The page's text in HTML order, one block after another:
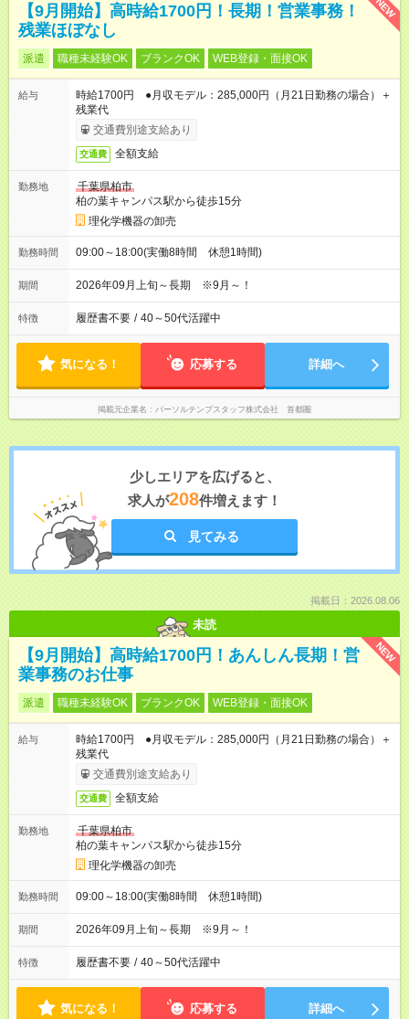
NEW
【9月開始】高時給1700円！長期！営業事務！
残業ほぼなし
派遣 職種未経験OK ブランクOK WEB登録・面接OK
給与
時給1700円 ●月収モデル：285,000円（月21日勤務の場合）＋
残業代
交通費別途支給あり
交通費 全額支給
勤務地
千葉県柏市
柏の葉キャンパス駅から徒歩15分
理化学機器の卸売
勤務時間 09:00～18:00(実働8時間 休憩1時間)
期間 2026年09月上旬～長期 ※9月～！
特徴 履歴書不要 / 40～50代活躍中
気になる！ 応募する 詳細へ
掲載元企業名 パーソルテンプスタッフ株式会社 首都圏
少しエリアを広げると、
求人が208件増えます！
見てみる
掲載日：2026.08.06
未読
NEW
【9月開始】高時給1700円！あんしん長期！営
業事務のお仕事
派遣 職種未経験OK ブランクOK WEB登録・面接OK
給与
時給1700円 ●月収モデル：285,000円（月21日勤務の場合）＋
残業代
交通費別途支給あり
交通費 全額支給
勤務地
千葉県柏市
柏の葉キャンパス駅から徒歩15分
理化学機器の卸売
勤務時間 09:00～18:00(実働8時間 休憩1時間)
期間 2026年09月上旬～長期 ※9月～！
特徴 履歴書不要 / 40～50代活躍中
気になる！ 応募する 詳細へ